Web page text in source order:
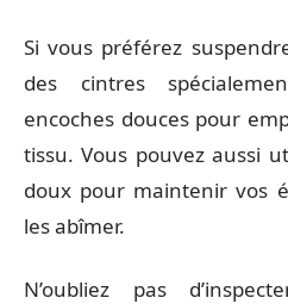
Si vous préférez
des cintres
encoches douces pour
tissu. Vous pouvez aussi
doux pour maintenir vos
les abîmer.
N’oubliez pas